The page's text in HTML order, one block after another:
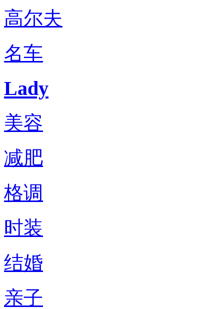
高尔夫
名车
Lady
美容
减肥
格调
时装
结婚
亲子